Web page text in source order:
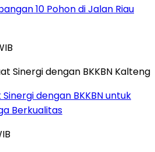
10 Pohon di Jalan Riau
dengan BKKBN untuk
Berkualitas